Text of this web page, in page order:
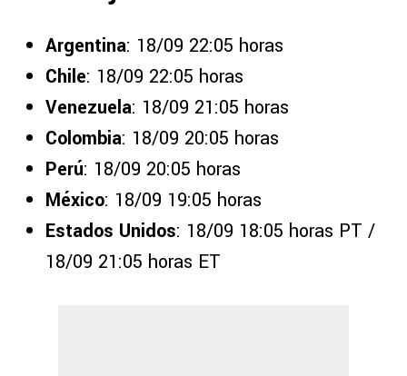
Argentina: 18/09 22:05 horas
Chile: 18/09 22:05 horas
Venezuela: 18/09 21:05 horas
Colombia: 18/09 20:05 horas
Perú: 18/09 20:05 horas
México: 18/09 19:05 horas
Estados Unidos: 18/09 18:05 horas PT /
18/09 21:05 horas ET